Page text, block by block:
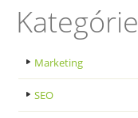
Kategórie
Marketing
SEO